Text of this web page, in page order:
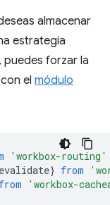
almacenar
estrategia
puedes forzar la
el módulo
'workbox-routing'
} from
from 'workbox-